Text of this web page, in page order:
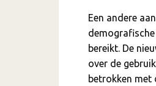
Een andere
bereikt. De
over de
betrokken met